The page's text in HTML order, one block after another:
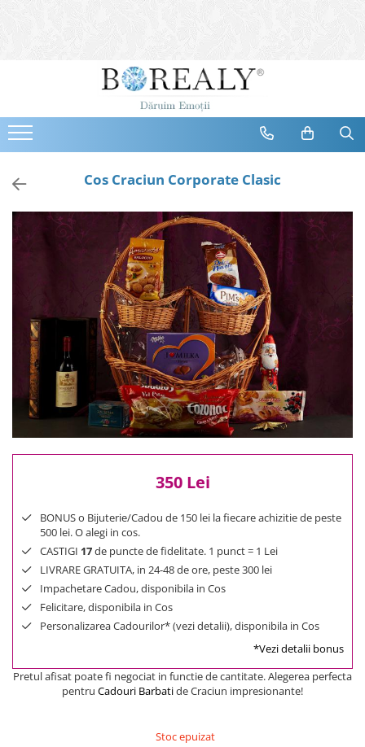
Bijuterii
Cercei
Bratari
Coliere
Brose
Tiare
Bijuterii Mirese
Selectii
Reduceri
Cele mai noi
Cele mai vandute
Cele mai votate
Cu video
100 Lei - 200 Lei
200 Lei - 300 Lei
300 Lei - 500 Lei
500 Lei - 1000 Lei
1000 Lei +
Cos Craciun Corporate Clasic
350 Lei
BONUS o Bijuterie/Cadou de 150 lei la fiecare achizitie de peste
500 lei. O alegi in cos.
CASTIGI 17de puncte de fidelitate. 1 punct = 1 Lei
LIVRARE GRATUITA, in 24-48 de ore, peste 300 lei
Impachetare Cadou, disponibila in Cos
Felicitare, disponibila in Cos
Personalizarea Cadourilor* (vezi detalii), disponibila in Cos
*Vezi detalii bonus
Pretul afisat poate fi negociat in functie de cantitate. Alegerea perfecta
pentru Cadouri Barbatide Craciun impresionante!
Stoc epuizat